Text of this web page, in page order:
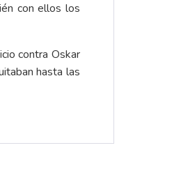
con ellos los
contra Oskar
hasta las